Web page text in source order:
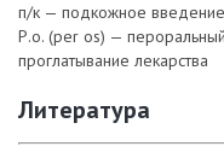
п/к — подкожное введение
Р.о. (per os) —
проглатывание лекарства
Литература